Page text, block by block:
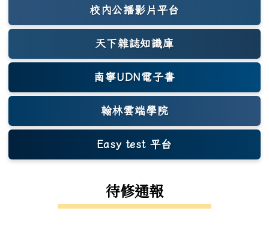
校內公播影片平台
天下雜誌知識庫
(另開新視窗)
南寧UDN電子書
翰林雲端學院
Easy test 平台
(另開新視窗)
待修通報